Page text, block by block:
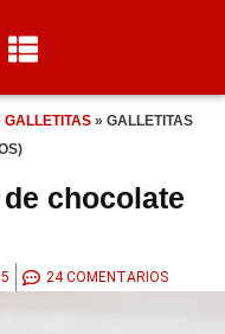
GALLETITAS » GALLETITAS
chocolate
24 COMENTARIOS